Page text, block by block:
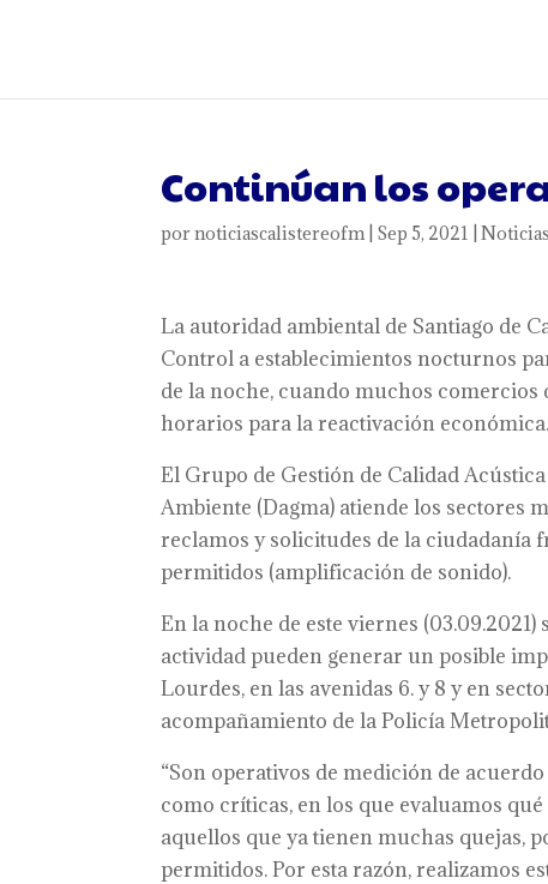
Continúan los
pornoticiascalistereofm| Sep 5, 2021 |Noticias
La autoridad ambiental de Santiago de
Control a establecimientos nocturnos
de la noche, cuando muchos
horarios para la reactivación económica.
El Grupo de Gestión de Calidad
Ambiente (Dagma) atiende los sectores
reclamos y solicitudes de la ciudadanía
permitidos (amplificación de sonido).
En la noche de este viernes
actividad pueden generar un posible
Lourdes, en las avenidas 6. y 8 y en
acompañamiento de la Policía
“Son operativos de medición de
como críticas, en los que evaluamos
aquellos que ya tienen muchas quejas,
permitidos. Por esta razón, realizamos